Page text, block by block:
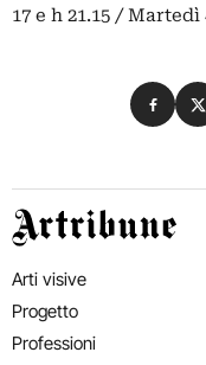
17 e h 21.15 /
Artribune
Arti visive
Progetto
Professioni